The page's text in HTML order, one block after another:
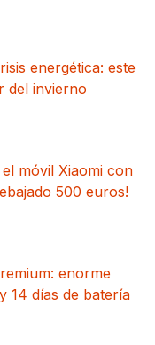
energética: este
del invierno
móvil Xiaomi con
500 euros!
enorme
14 días de batería